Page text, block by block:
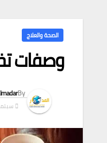
الصحة والعلاج
وصفات
By
سبتمبر